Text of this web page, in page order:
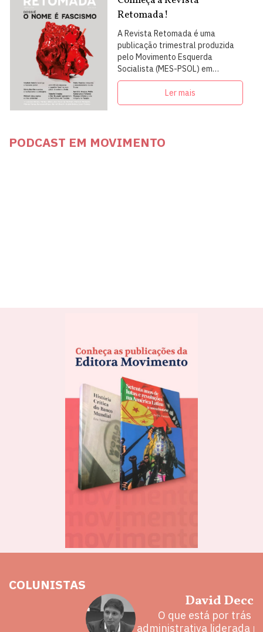
Retomada!
A Revista Retomada é uma
publicação trimestral produzida
pelo Movimento Esquerda
Socialista (MES-PSOL) em
articulação com intelectuais,
militantes e artistas
Ler mais
PODCAST EM MOVIMENTO
COLUNISTAS
David
O que está por trás
administrativa liderada